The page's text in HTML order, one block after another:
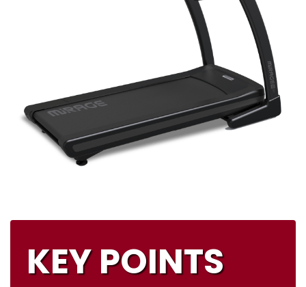
KEY POINTS